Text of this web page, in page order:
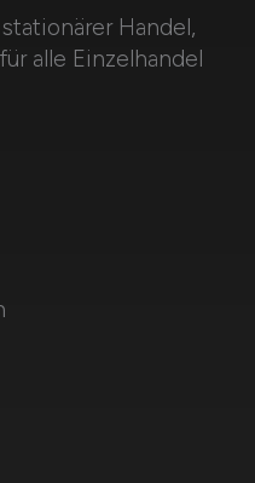
Handel,
alle Einzelhandel